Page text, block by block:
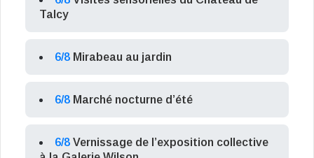
Talcy
6/8 Mirabeau au jardin
6/8 Marché nocturne d’été
6/8 Vernissage de l’exposition collective